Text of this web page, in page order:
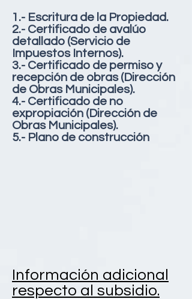
1.- Escritura de la Propiedad.
2.- Certificado de avalúo
detallado (Servicio de
Impuestos Internos).
3.- Certificado de permiso y
recepción de obras (Dirección
de Obras Municipales).
4.- Certificado de no
expropiación (Dirección de
Obras Municipales).
5.- Plano de construcción
Información adicional
respecto al subsidio.